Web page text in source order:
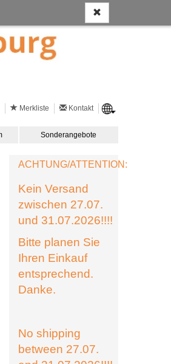
Merkliste Kontakt
Sonderangebote
ACHTUNG/ATTENTION:
Kein Versand
zwischen 27.07.
und 31.07.2026!!!!
Bitte planen Sie
Ihren Einkauf
entsprechend.
Danke.
No shipping
between 27.07.